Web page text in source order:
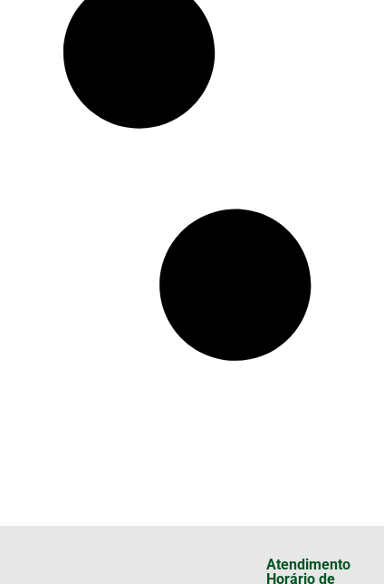
Atendimento
Horário de